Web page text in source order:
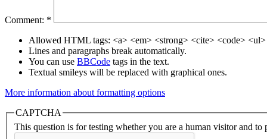
Comment: *
Allowed HTML tags: <a> <em> <strong> <cite> <code>
Lines and paragraphs break automatically.
You can use BBCode tags in the text.
Textual smileys will be replaced with graphical ones.
More information about formatting options
CAPTCHA
This question is for testing whether you are a human visitor and to